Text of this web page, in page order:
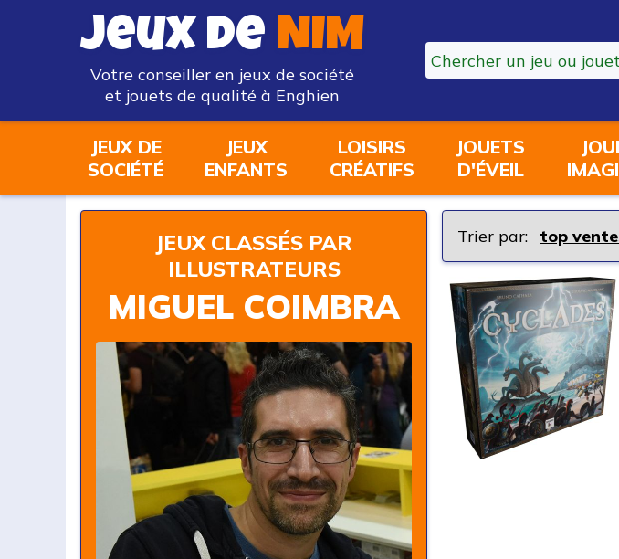
Jeux de NIM
Votre conseiller en jeux de société
et jouets de qualité à Enghien
JEUX DE
SOCIÉTÉ
JEUX
ENFANTS
LOISIRS
CRÉATIFS
JOUETS
D'ÉVEIL
JEUX CLASSÉS PAR
ILLUSTRATEURS
MIGUEL COIMBRA
Trier par: top